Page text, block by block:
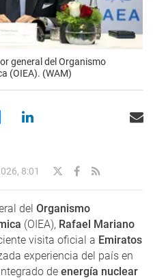
general del Organismo
(OIEA). (WAM)
8:01
del Organismo
(OIEA), Rafael Mariano
visita oficial a Emiratos
experiencia del país en
de energía nuclear